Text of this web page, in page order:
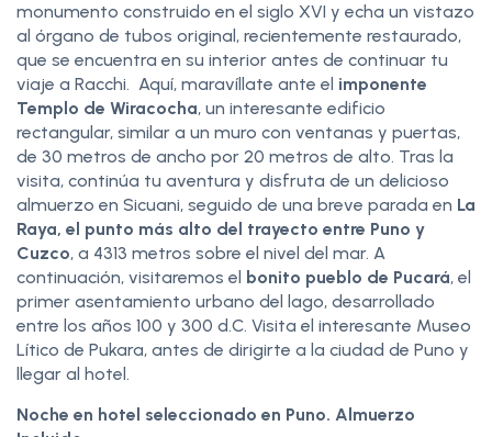
monumento construido en el siglo XVI y echa un vistazo
al órgano de tubos original, recientemente restaurado,
que se encuentra en su interior antes de continuar tu
viaje a Racchi. Aquí, maravíllate ante el imponente
Templo de Wiracocha, un interesante edificio
rectangular, similar a un muro con ventanas y puertas,
de 30 metros de ancho por 20 metros de alto. Tras la
visita, continúa tu aventura y disfruta de un delicioso
almuerzo en Sicuani, seguido de una breve parada en La
Raya, el punto más alto del trayecto entre Puno y
Cuzco, a 4313 metros sobre el nivel del mar. A
continuación, visitaremos el bonito pueblo de Pucará, el
primer asentamiento urbano del lago, desarrollado
entre los años 100 y 300 d.C. Visita el interesante Museo
Lítico de Pukara, antes de dirigirte a la ciudad de Puno y
llegar al hotel.
Noche en hotel seleccionado en Puno. Almuerzo